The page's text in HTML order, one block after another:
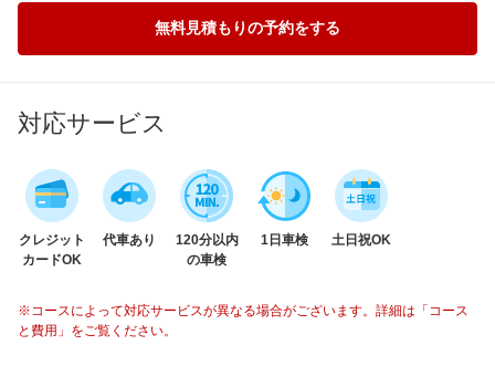
無料見積もりの予約をする
対応サービス
クレジット
カードOK
代車あり
120分以内
の車検
1日車検 土日祝OK
※コースによって対応サービスが異なる場合がございます。詳細は「コース
と費用」をご覧ください。